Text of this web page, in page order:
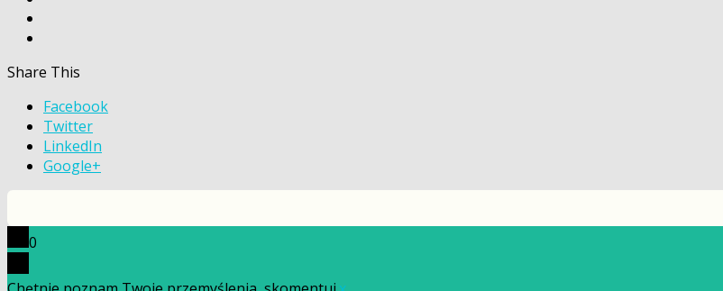
Share This
Facebook
Twitter
LinkedIn
Google+
0